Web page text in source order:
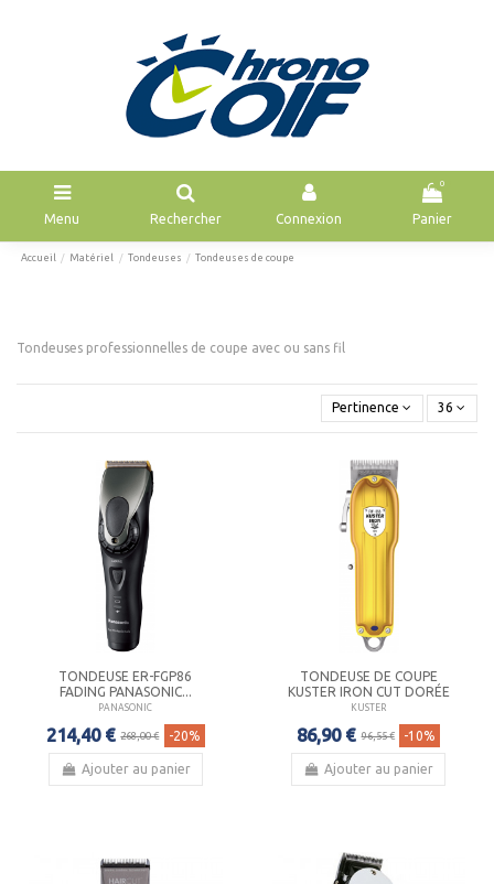
Menu Rechercher Connexion
0
Panier
Accueil Matériel Tondeuses Tondeuses de coupe
Tondeuses professionnelles de coupe avec ou sans fil
Pertinence 36
TONDEUSE ER-FGP86
FADING PANASONIC...
PANASONIC
214,40 € 268,00 € -20%
Ajouter au panier
TONDEUSE DE COUPE
KUSTER IRON CUT DORÉE
KUSTER
86,90 € 96,55 € -10%
Ajouter au panier